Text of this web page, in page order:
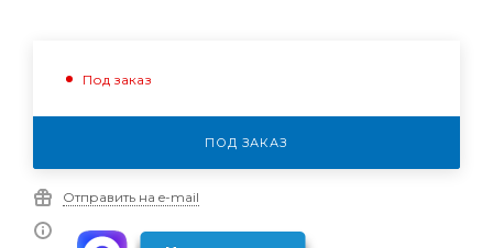
Под заказ
ПОД ЗАКАЗ
Отправить на e-mail